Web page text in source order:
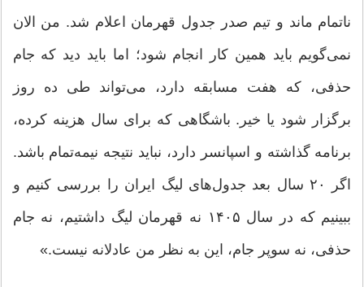
ناتمام ماند و تیم صدر جدول قهرمان اعلام شد. من الان
نمی‌گویم باید همین کار انجام شود؛ اما باید دید که جام
حذفی، که هفت مسابقه دارد، می‌تواند طی ده روز
برگزار شود یا خیر. باشگاهی که برای سال هزینه کرده،
برنامه گذاشته و اسپانسر دارد، نباید نتیجه نیمه‌تمام باشد.
اگر ۲۰ سال بعد جدول‌های لیگ ایران را بررسی کنیم و
ببینیم که در سال ۱۴۰۵ نه قهرمان لیگ داشتیم، نه جام
حذفی، نه سوپر جام، این به نظر من عادلانه نیست.»